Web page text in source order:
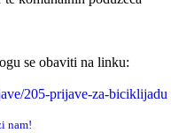
se obaviti na linku:
205-prijave-za-biciklijadu
nam!